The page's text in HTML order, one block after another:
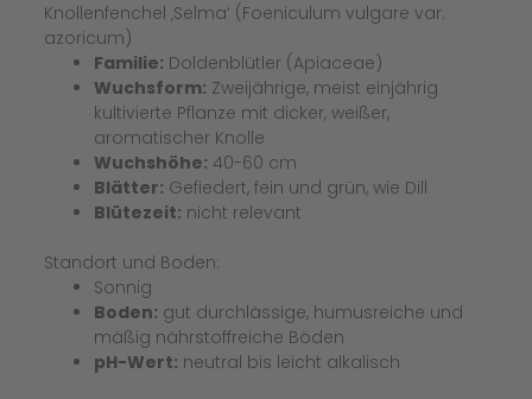
Knollenfenchel ‚Selma‘ (Foeniculum vulgare var.
azoricum)
Familie: Doldenblütler (Apiaceae)
Wuchsform: Zweijährige, meist einjährig
kultivierte Pflanze mit dicker, weißer,
aromatischer Knolle
Wuchshöhe: 40-60 cm
Blätter: Gefiedert, fein und grün, wie Dill
Blütezeit: nicht relevant
Standort und Boden:
Sonnig
Boden: gut durchlässige, humusreiche und
mäßig nährstoffreiche Böden
pH-Wert: neutral bis leicht alkalisch